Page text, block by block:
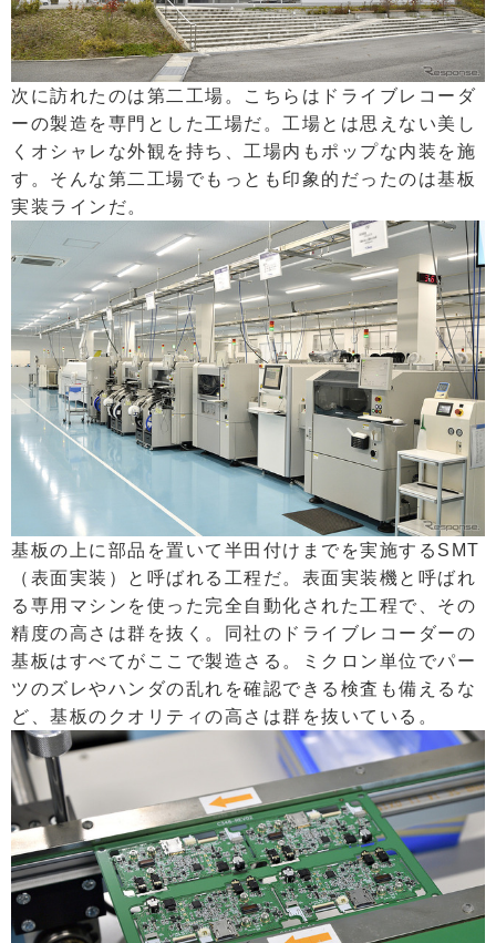
次に訪れたのは第二工場。こちらはドライブレコーダ
ーの製造を専門とした工場だ。工場とは思えない美し
くオシャレな外観を持ち、工場内もポップな内装を施
す。そんな第二工場でもっとも印象的だったのは基板
実装ラインだ。
基板の上に部品を置いて半田付けまでを実施するSMT
（表面実装）と呼ばれる工程だ。表面実装機と呼ばれ
る専用マシンを使った完全自動化された工程で、その
精度の高さは群を抜く。同社のドライブレコーダーの
基板はすべてがここで製造さる。ミクロン単位でパー
ツのズレやハンダの乱れを確認できる検査も備えるな
ど、基板のクオリティの高さは群を抜いている。